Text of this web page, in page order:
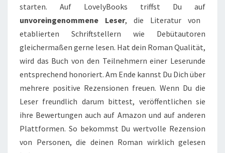
starten. Auf LovelyBooks triffst Du auf
unvoreingenommene Leser, die Literatur von
etablierten Schriftstellern wie Debütautoren
gleichermaßen gerne lesen. Hat dein Roman Qualität,
wird das Buch von den Teilnehmern einer Leserunde
entsprechend honoriert. Am Ende kannst Du Dich über
mehrere positive Rezensionen freuen. Wenn Du die
Leser freundlich darum bittest, veröffentlichen sie
ihre Bewertungen auch auf Amazon und auf anderen
Plattformen. So bekommst Du wertvolle Rezension
von Personen, die deinen Roman wirklich gelesen